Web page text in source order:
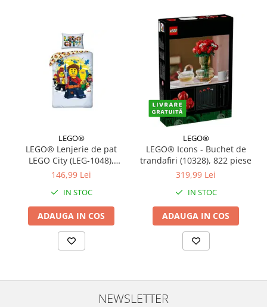
LEGO®
LEGO® Lenjerie de pat
LEGO City (LEG-1048),
140x200 cm
146,99 Lei
IN STOC
ADAUGA IN COS
LEGO®
LEGO® Icons - Buchet de
trandafiri (10328), 822 piese
319,99 Lei
IN STOC
ADAUGA IN COS
NEWSLETTER